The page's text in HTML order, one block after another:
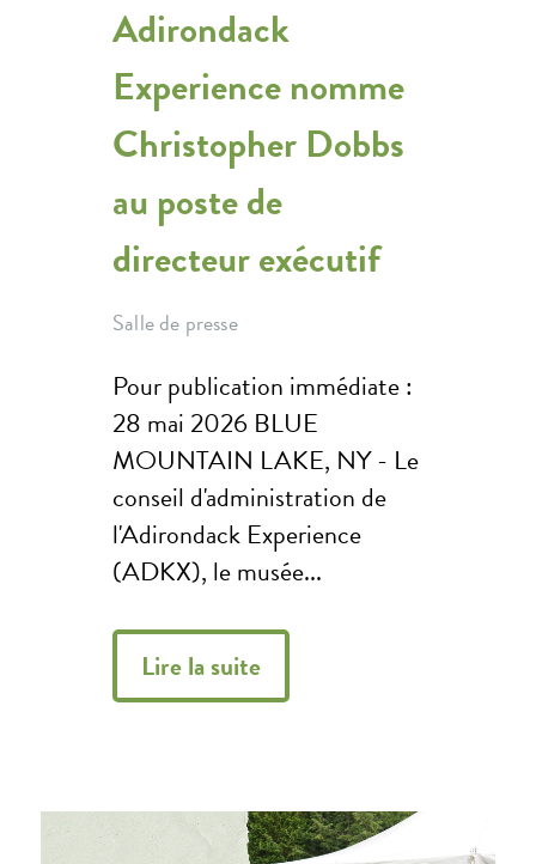
Adirondack
Experience nomme
Christopher Dobbs
au poste de
directeur exécutif
Salle de presse
Pour publication immédiate :
28 mai 2026 BLUE
MOUNTAIN LAKE, NY - Le
conseil d'administration de
l'Adirondack Experience
(ADKX), le musée...
Lire la suite